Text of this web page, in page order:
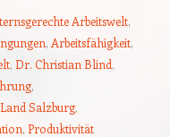
Arbeitswelt,
, Arbeitsfähigkeit,
, Dr. Christian Blind,
,
Land Salzburg,
, Produktivität